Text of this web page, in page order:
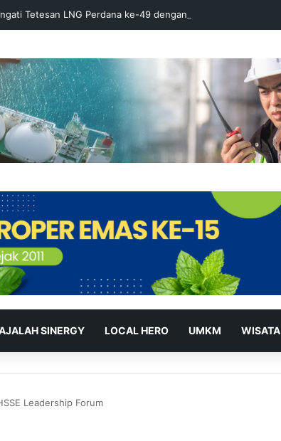
Tetesan LNG Perdana ke-49 dengan Doa Bersama
SINERGY LOCAL HERO UMKM WISATA
Leadership Forum